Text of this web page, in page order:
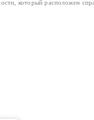
который расположен